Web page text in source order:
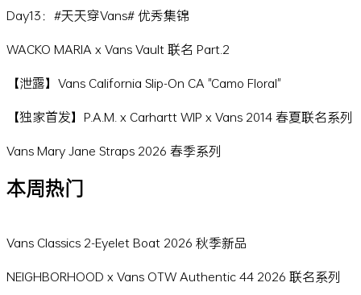
Day13：#天天穿Vans# 优秀集锦
WACKO MARIA x Vans Vault 联名 Part.2
【泄露】Vans California Slip-On CA "Camo Floral"
【独家首发】P.A.M. x Carhartt WIP x Vans 2014 春夏联名系列
Vans Mary Jane Straps 2026 春季系列
本周热门
Vans Classics 2-Eyelet Boat 2026 秋季新品
NEIGHBORHOOD x Vans OTW Authentic 44 2026 联名系列